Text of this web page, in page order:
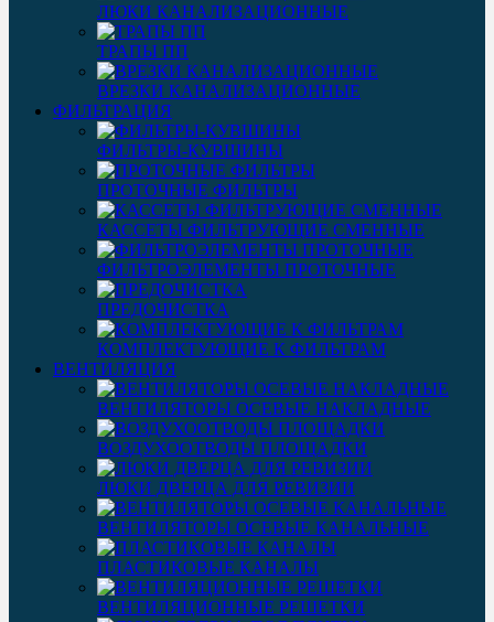
ЛЮКИ КАНАЛИЗАЦИОННЫЕ
ТРАПЫ ПП
ВРЕЗКИ КАНАЛИЗАЦИОННЫЕ
ФИЛЬТРАЦИЯ
ФИЛЬТРЫ-КУВШИНЫ
ПРОТОЧНЫЕ ФИЛЬТРЫ
КАССЕТЫ ФИЛЬТРУЮЩИЕ СМЕННЫЕ
ФИЛЬТРОЭЛЕМЕНТЫ ПРОТОЧНЫЕ
ПРЕДОЧИСТКА
КОМПЛЕКТУЮЩИЕ К ФИЛЬТРАМ
ВЕНТИЛЯЦИЯ
ВЕНТИЛЯТОРЫ ОСЕВЫЕ НАКЛАДНЫЕ
ВОЗДУХООТВОДЫ ПЛОЩАДКИ
ЛЮКИ ДВЕРЦА ДЛЯ РЕВИЗИИ
ВЕНТИЛЯТОРЫ ОСЕВЫЕ КАНАЛЬНЫЕ
ПЛАСТИКОВЫЕ КАНАЛЫ
ВЕНТИЛЯЦИОННЫЕ РЕШЕТКИ